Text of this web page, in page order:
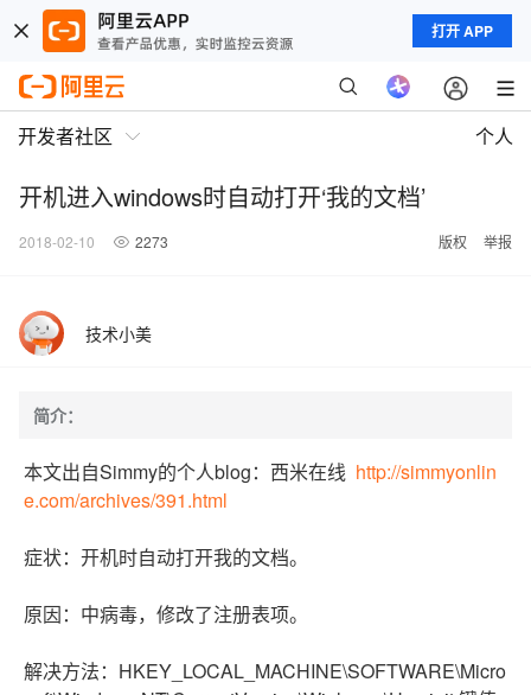
打开 APP
开发者社区 个人
开机进入windows时自动打开‘我的文档’
2018-02-10 2273 版权 举报
技术小美
简介：
本文出自Simmy的个人blog：西米在线 http://simmyonlin
e.com/archives/391.html
症状：开机时自动打开我的文档。
原因：中病毒，修改了注册表项。
解决方法：HKEY_LOCAL_MACHINE\SOFTWARE\Micro